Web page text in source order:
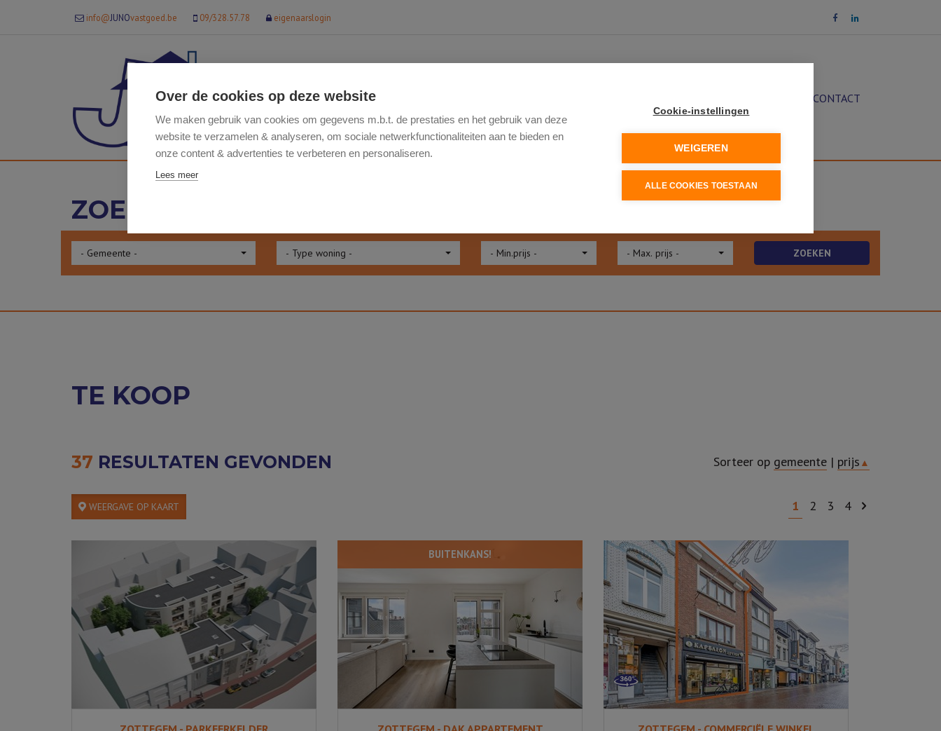
info@JUNOvastgoed.be 09/328.57.78 eigenaarslogin
CONTACT
ZOEK IN ONS AANBOD
- Gemeente - - Type woning - - Min.prijs - - Max. prijs - ZOEKEN
TE KOOP
37 RESULTATEN GEVONDEN Sorteer op gemeente | prijs ▲
WEERGAVE OP KAART 1 2 3 4
BUITENKANS!
Over de cookies op deze website
We maken gebruik van cookies om gegevens m.b.t. de prestaties en het gebruik van deze
website te verzamelen & analyseren, om sociale netwerkfunctionaliteiten aan te bieden en
onze content & advertenties te verbeteren en personaliseren.
Lees meer
Cookie-instellingen
WEIGEREN
ALLE COOKIES TOESTAAN